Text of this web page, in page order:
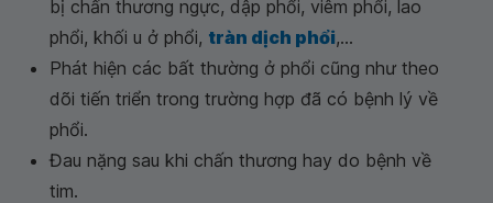
bị chấn thương ngực, dập phổi, viêm phổi, lao
phổi, khối u ở phổi, tràn dịch phổi,...
Phát hiện các bất thường ở phổi cũng như theo
dõi tiến triển trong trường hợp đã có bệnh lý về
phổi.
Đau nặng sau khi chấn thương hay do bệnh về
tim.